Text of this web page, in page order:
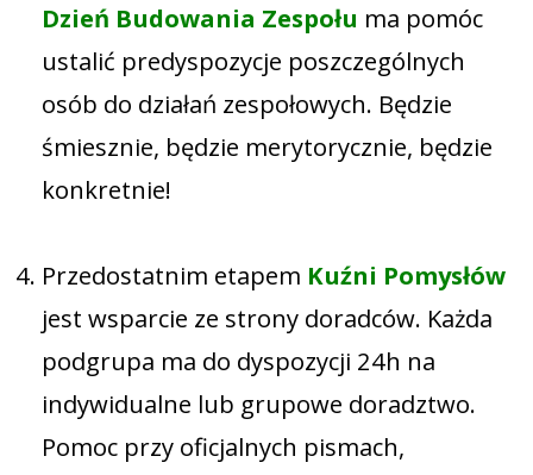
Dzień Budowania Zespołu ma pomóc
ustalić predyspozycje poszczególnych
osób do działań zespołowych. Będzie
śmiesznie, będzie merytorycznie, będzie
konkretnie!
Przedostatnim etapem Kuźni Pomysłów
jest wsparcie ze strony doradców. Każda
podgrupa ma do dyspozycji 24h na
indywidualne lub grupowe doradztwo.
Pomoc przy oficjalnych pismach,